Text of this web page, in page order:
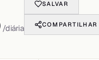
/diária
SALVAR
COMPARTILHAR